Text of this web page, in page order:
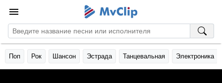
Поп Рок Шансон Эстрада Танцевальная Электроника